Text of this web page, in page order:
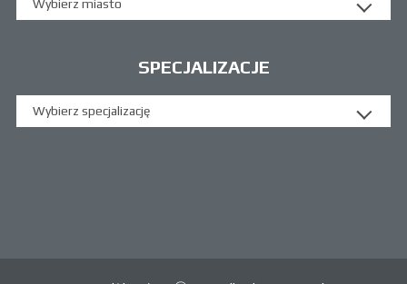
Wybierz miasto
SPECJALIZACJE
Wybierz specjalizację